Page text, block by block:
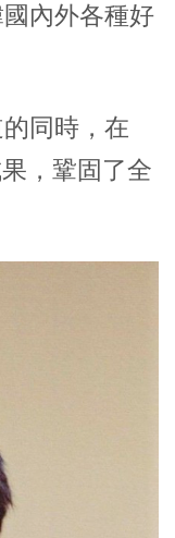
內外各種好
同時，在
， 鞏固了全